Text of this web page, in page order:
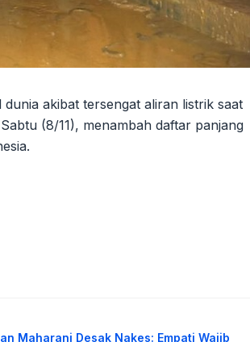
akibat tersengat aliran listrik saat
(8/11), menambah daftar panjang
Maharani Desak Nakes: Empati Wajib